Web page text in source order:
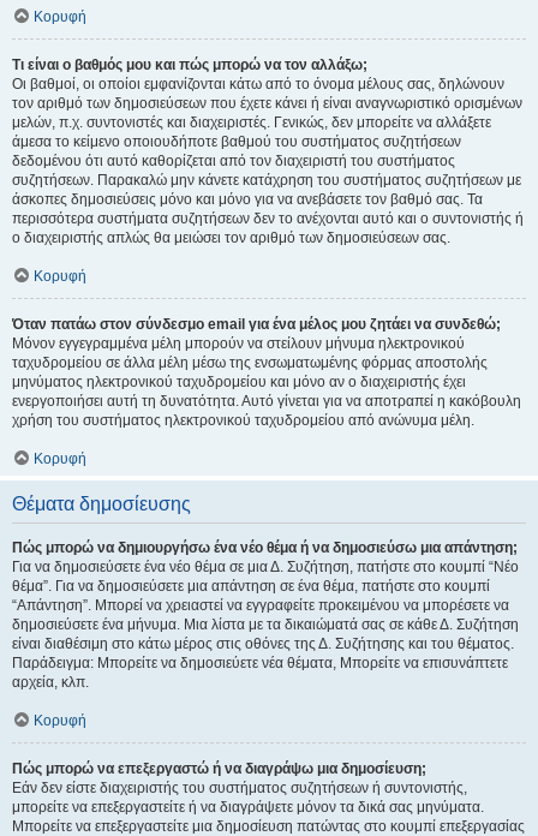
Κορυφή
Τι είναι ο βαθμός μου και πώς μπορώ να τον αλλάξω;
Οι βαθμοί, οι οποίοι εμφανίζονται κάτω από το όνομα μέλους σας, δηλώνουν
τον αριθμό των δημοσιεύσεων που έχετε κάνει ή είναι αναγνωριστικό ορισμένων
μελών, π.χ. συντονιστές και διαχειριστές. Γενικώς, δεν μπορείτε να αλλάξετε
άμεσα το κείμενο οποιουδήποτε βαθμού του συστήματος συζητήσεων
δεδομένου ότι αυτό καθορίζεται από τον διαχειριστή του συστήματος
συζητήσεων. Παρακαλώ μην κάνετε κατάχρηση του συστήματος συζητήσεων με
άσκοπες δημοσιεύσεις μόνο και μόνο για να ανεβάσετε τον βαθμό σας. Τα
περισσότερα συστήματα συζητήσεων δεν το ανέχονται αυτό και ο συντονιστής ή
ο διαχειριστής απλώς θα μειώσει τον αριθμό των δημοσιεύσεων σας.
Κορυφή
Όταν πατάω στον σύνδεσμο email για ένα μέλος μου ζητάει να συνδεθώ;
Μόνον εγγεγραμμένα μέλη μπορούν να στείλουν μήνυμα ηλεκτρονικού
ταχυδρομείου σε άλλα μέλη μέσω της ενσωματωμένης φόρμας αποστολής
μηνύματος ηλεκτρονικού ταχυδρομείου και μόνο αν ο διαχειριστής έχει
ενεργοποιήσει αυτή τη δυνατότητα. Αυτό γίνεται για να αποτραπεί η κακόβουλη
χρήση του συστήματος ηλεκτρονικού ταχυδρομείου από ανώνυμα μέλη.
Κορυφή
Θέματα δημοσίευσης
Πώς μπορώ να δημιουργήσω ένα νέο θέμα ή να δημοσιεύσω μια απάντηση;
Για να δημοσιεύσετε ένα νέο θέμα σε μια Δ. Συζήτηση, πατήστε στο κουμπί “Νέο
θέμα”. Για να δημοσιεύσετε μια απάντηση σε ένα θέμα, πατήστε στο κουμπί
“Απάντηση”. Μπορεί να χρειαστεί να εγγραφείτε προκειμένου να μπορέσετε να
δημοσιεύσετε ένα μήνυμα. Μια λίστα με τα δικαιώματά σας σε κάθε Δ. Συζήτηση
είναι διαθέσιμη στο κάτω μέρος στις οθόνες της Δ. Συζήτησης και του θέματος.
Παράδειγμα: Μπορείτε να δημοσιεύετε νέα θέματα, Μπορείτε να επισυνάπτετε
αρχεία, κλπ.
Κορυφή
Πώς μπορώ να επεξεργαστώ ή να διαγράψω μια δημοσίευση;
Εάν δεν είστε διαχειριστής του συστήματος συζητήσεων ή συντονιστής,
μπορείτε να επεξεργαστείτε ή να διαγράψετε μόνον τα δικά σας μηνύματα.
Μπορείτε να επεξεργαστείτε μια δημοσίευση πατώντας στο κουμπί επεξεργασίας